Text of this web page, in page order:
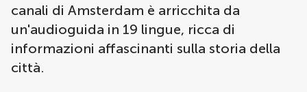
canali di Amsterdam è arricchita da
un'audioguida in 19 lingue, ricca di
informazioni affascinanti sulla storia della
città.